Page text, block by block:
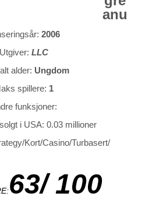
anu
2006
Utgiver: LLC
alder: Ungdom
spillere: 1
funksjoner:
i USA: 0.03 millioner
Kort/Casino/Turbasert/
63/ 100